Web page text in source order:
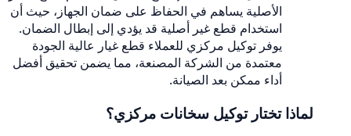
الأصلية يساهم في الحفاظ على ضمان الجهاز، حيث أن
استخدام قطع غير أصلية قد يؤدي إلى إبطال الضمان.
يوفر توكيل مركزي للعملاء قطع غيار عالية الجودة
معتمدة من الشركة المصنعة، مما يضمن تحقيق أفضل
أداء ممكن بعد الصيانة.
لماذا تختار توكيل سخانات مركزي؟